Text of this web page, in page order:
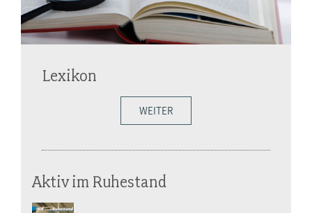
Lexikon
WEITER
Aktiv im Ruhestand